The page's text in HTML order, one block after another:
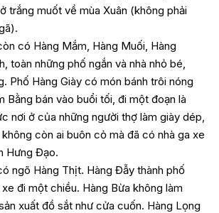
trắng muốt về mùa Xuân (không phải
có Hàng Mắm, Hàng Muối, Hàng
toàn những phố ngắn và nhà nhỏ bé,
Phố Hàng Giày có món bánh trôi nóng
Bằng bán vào buổi tối, đi một đoạn là
nơi ở của những người thợ làm giày dép,
không còn ai buôn cỏ mà đã có nhà ga xe
Hưng Đạo.
ngõ Hàng Thịt. Hàng Đẫy thành phố
đi một chiều. Hàng Bừa không làm
xuất đồ sắt như cửa cuốn. Hàng Lọng